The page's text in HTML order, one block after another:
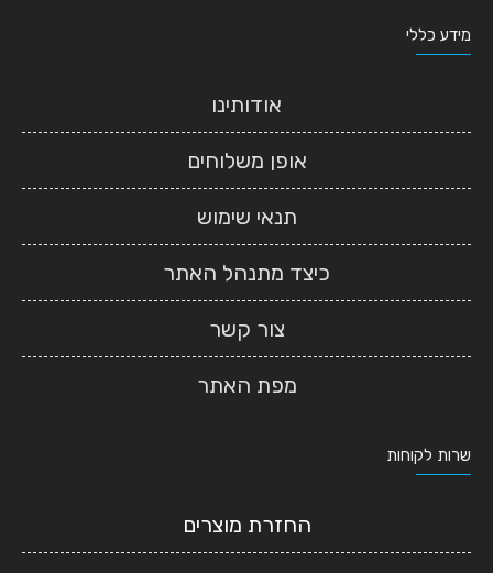
מידע כללי
אודותינו
אופן משלוחים
תנאי שימוש
כיצד מתנהל האתר
צור קשר
מפת האתר
שרות לקוחות
החזרת מוצרים